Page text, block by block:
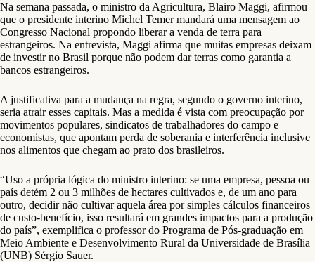
Na semana passada, o ministro da Agricultura, Blairo Maggi, afirmou
que o presidente interino Michel Temer mandará uma mensagem ao
Congresso Nacional propondo liberar a venda de terra para
estrangeiros. Na entrevista, Maggi afirma que muitas empresas deixam
de investir no Brasil porque não podem dar terras como garantia a
bancos estrangeiros.
A justificativa para a mudança na regra, segundo o governo interino,
seria atrair esses capitais. Mas a medida é vista com preocupação por
movimentos populares, sindicatos de trabalhadores do campo e
economistas, que apontam perda de soberania e interferência inclusive
nos alimentos que chegam ao prato dos brasileiros.
“Uso a própria lógica do ministro interino: se uma empresa, pessoa ou
país detém 2 ou 3 milhões de hectares cultivados e, de um ano para
outro, decidir não cultivar aquela área por simples cálculos financeiros
de custo-benefício, isso resultará em grandes impactos para a produção
do país”, exemplifica o professor do Programa de Pós-graduação em
Meio Ambiente e Desenvolvimento Rural da Universidade de Brasília
(UNB) Sérgio Sauer.